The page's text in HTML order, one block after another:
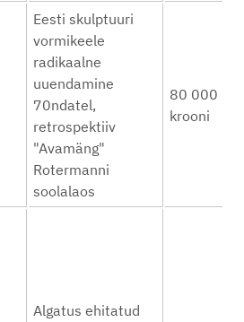
Eesti skulptuuri
vormikeele
radikaalne
uuendamine
70ndatel,
retrospektiiv
"Avamäng"
Rotermanni
soolalaos
80 000
krooni
Algatus ehitatud